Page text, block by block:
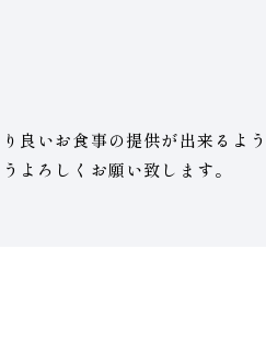
いお食事の提供が出来るよ
よろしくお願い致します。